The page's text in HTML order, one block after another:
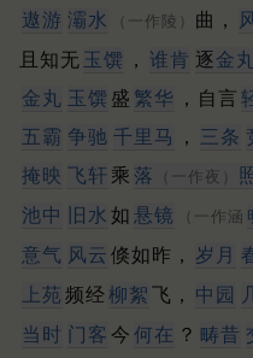
遨游 灞水 （一作陵） 曲，
且知无 玉馔 ， 谁肯 逐 金
金丸 玉馔 盛 繁华 ，自言
五霸 争驰 千里马 ， 三条
掩映 飞轩 乘 落 （一作夜）
池中
旧水 如 悬镜 （一作涵
意气 风云 倏如昨， 岁月
上苑 频经柳絮 飞， 中园
当时 门客 今 何在 ？ 畴昔